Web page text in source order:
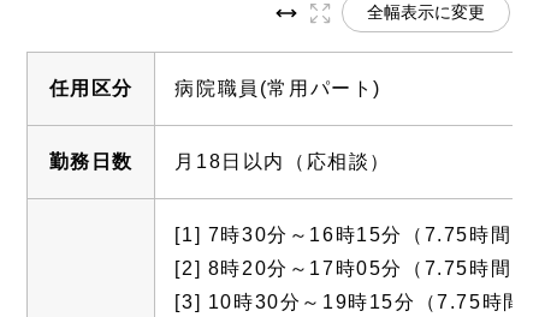
全幅表示に変更
任用区分 病院職員(常用パート)
勤務日数 月18日以内（応相談）
[1] 7時30分～16時15分（7.75時間）
[2] 8時20分～17時05分（7.75時間）
[3] 10時30分～19時15分（7.75時間